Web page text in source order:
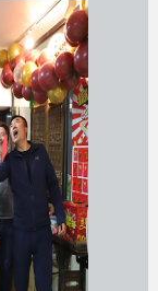
量，满足客户
和西安的不一